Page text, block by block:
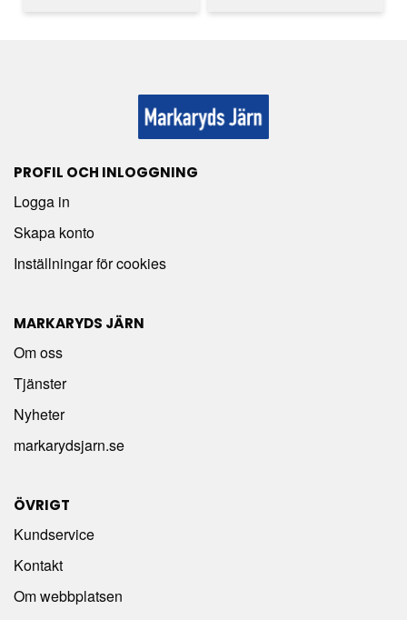
PROFIL OCH INLOGGNING
Logga in
Skapa konto
Inställningar för cookies
MARKARYDS JÄRN
Om oss
Tjänster
Nyheter
markarydsjarn.se
ÖVRIGT
Kundservice
Kontakt
Om webbplatsen